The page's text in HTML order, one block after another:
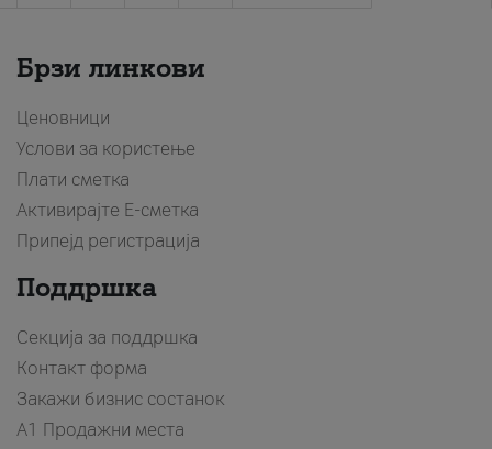
Брзи линкови
Ценовници
Услови за користење
Плати сметка
Активирајте Е-сметка
Припејд регистрација
Поддршка
Секција за поддршка
Контакт форма
Закажи бизнис состанок
A1 Продажни места